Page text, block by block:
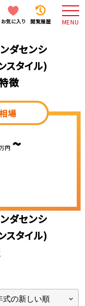
お気に入り 閲覧履歴 MENU
ダセンシ
スタイル)
徴
場
万円 ~
ダセンシ
スタイル)